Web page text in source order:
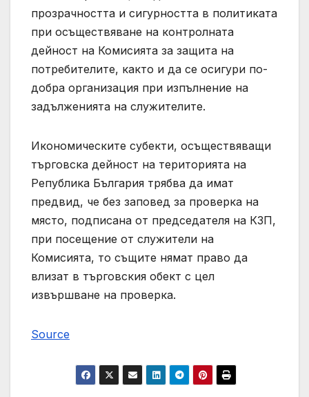
прозрачността и сигурността в политиката
при осъществяване на контролната
дейност на Комисията за защита на
потребителите, както и да се осигури по-
добра организация при изпълнение на
задълженията на служителите.
Икономическите субекти, осъществяващи
търговска дейност на територията на
Република България трябва да имат
предвид, че без заповед за проверка на
място, подписана от председателя на КЗП,
при посещение от служители на
Комисията, то същите нямат право да
влизат в търговския обект с цел
извършване на проверка.
Source